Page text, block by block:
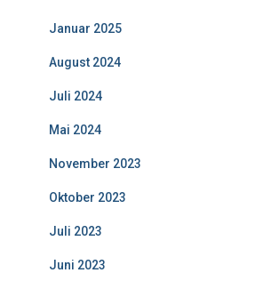
Januar 2025
August 2024
Juli 2024
Mai 2024
November 2023
Oktober 2023
Juli 2023
Juni 2023